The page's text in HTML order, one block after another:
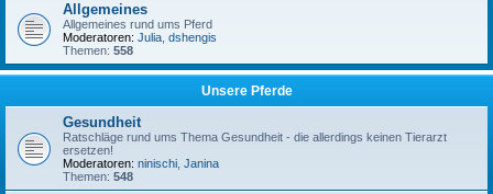
Allgemeines
Allgemeines rund ums Pferd
Moderatoren: Julia dshengis
Themen: 558
Unsere Pferde
Gesundheit
Ratschläge rund ums Thema Gesundheit - die allerdings keinen Tierarzt
ersetzen!
Moderatoren: ninischi Janina
Themen: 548